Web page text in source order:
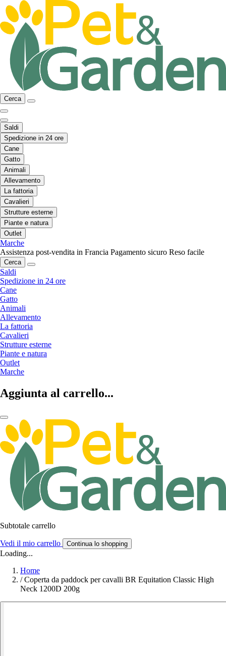
Cerca
Saldi
Spedizione in 24 ore
Cane
Gatto
Animali
Allevamento
La fattoria
Cavalieri
Strutture esterne
Piante e natura
Outlet
Marche
Assistenza post-vendita in Francia Pagamento sicuro Reso facile
Cerca
Saldi
Spedizione in 24 ore
Cane
Gatto
Animali
Allevamento
La fattoria
Cavalieri
Strutture esterne
Piante e natura
Outlet
Marche
Aggiunta al carrello...
Subtotale carrello
Vedi il mio carrello Continua lo shopping
Loading...
Home
/ Coperta da paddock per cavalli BR Equitation Classic High
Neck 1200D 200g